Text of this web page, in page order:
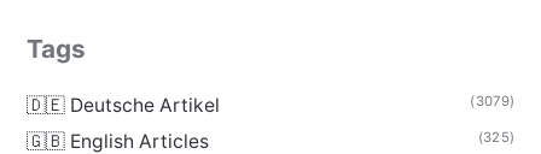
Tags
🇩🇪 Deutsche Artikel (3079)
🇬🇧 English Articles (325)